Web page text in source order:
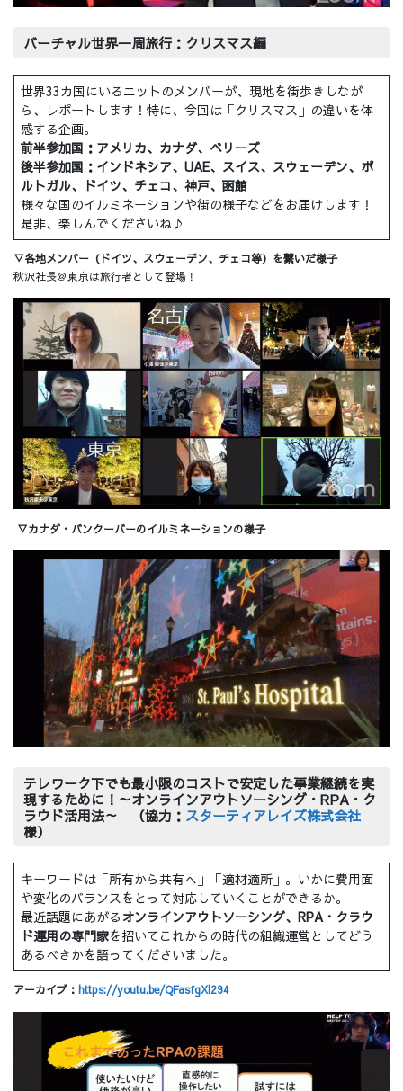
バーチャル世界一周旅行：クリスマス編
世界33カ国にいるニットのメンバーが、現地を街歩きしなが
ら、レポートします！特に、今回は「クリスマス」の違いを体
感する企画。
前半参加国：アメリカ、カナダ、ベリーズ
後半参加国：インドネシア、UAE、スイス、スウェーデン、ポ
ルトガル、ドイツ、チェコ、神戸、函館
様々な国のイルミネーションや街の様子などをお届けします！
是非、楽しんでくださいね♪
▽各地メンバー（ドイツ、スウェーデン、チェコ等）を繋いだ様子
秋沢社長＠東京は旅行者として登場！
▽カナダ・バンクーバーのイルミネーションの様子
テレワーク下でも最小限のコストで安定した事業継続を実
現するために！～オンラインアウトソーシング・RPA・ク
ラウド活用法～ （協力： スターティアレイズ株式会社
様）
キーワードは「所有から共有へ」「適材適所」。いかに費用面
や変化のバランスをとって対応していくことができるか。
最近話題にあがる オンラインアウトソーシング、RPA・クラウ
ド運用の専門家を招いてこれからの時代の組織運営としてどう
あるべきかを語ってくださいました。
アーカイブ： https://youtu.be/QFasfgXl294